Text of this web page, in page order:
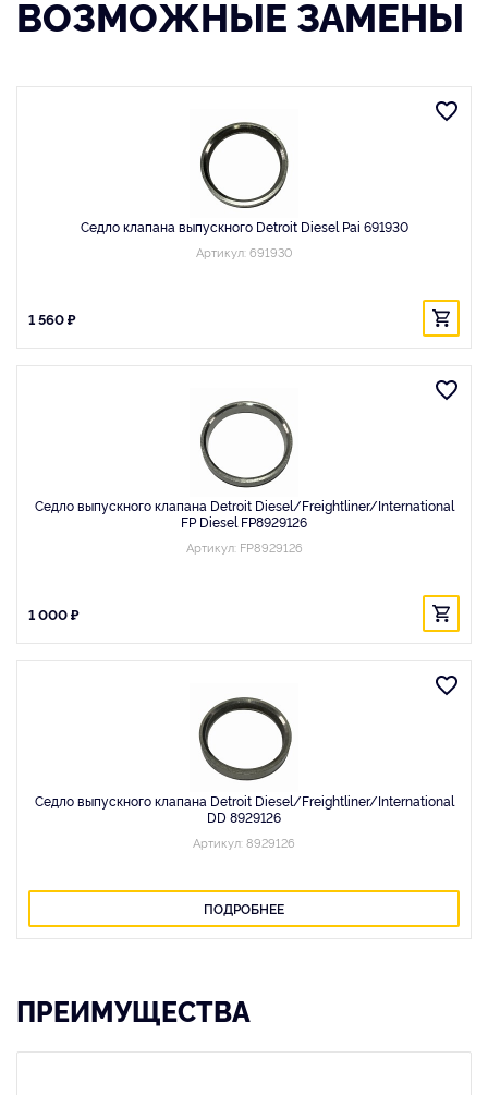
ВОЗМОЖНЫЕ ЗАМЕНЫ
Седло клапана выпускного Detroit Diesel Pai 691930
Артикул: 691930
1 560 ₽
Седло выпускного клапана Detroit Diesel/Freightliner/International
FP Diesel FP8929126
Артикул: FP8929126
1 000 ₽
Седло выпускного клапана Detroit Diesel/Freightliner/International
DD 8929126
Артикул: 8929126
ПОДРОБНЕЕ
ПРЕИМУЩЕСТВА